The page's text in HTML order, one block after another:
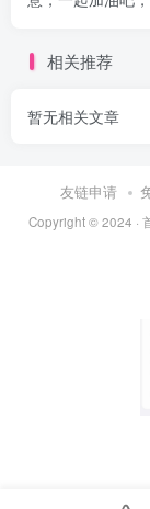
相关推荐
暂无相关文章
友链申请
Copyright © 2024 ·